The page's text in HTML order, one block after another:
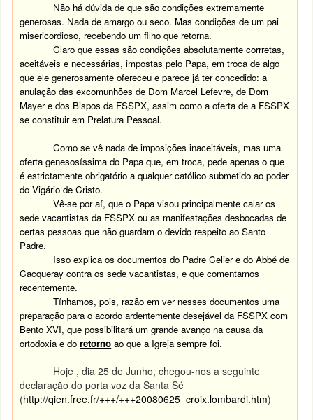
Não há dúvida de que são condições extremamente
generosas. Nada de amargo ou seco. Mas condições de um pai
misericordioso, recebendo um filho que retorna.
Claro que essas são condições absolutamente corrretas,
aceitáveis e necessárias, impostas pelo Papa, em troca de algo
que ele generosamente ofereceu e parece já ter concedido: a
anulação das excomunhões de Dom Marcel Lefevre, de Dom
Mayer e dos Bispos da FSSPX, assim como a oferta de a FSSPX
se constituir em Prelatura Pessoal.
Como se vê nada de imposições inaceitáveis, mas uma
oferta genesosíssima do Papa que, em troca, pede apenas o que
é estrictamente obrigatório a qualquer católico submetido ao poder
do Vigário de Cristo.
Vê-se por aí, que o Papa visou principalmente calar os
sede vacantistas da FSSPX ou as manifestações desbocadas de
certas pessoas que não guardam o devido respeito ao Santo
Padre.
Isso explica os documentos do Padre Celier e do Abbé de
Cacqueray contra os sede vacantistas, e que comentamos
recentemente.
Tínhamos, pois, razão em ver nesses documentos uma
preparação para o acordo ardentemente desejável da FSSPX com
Bento XVI, que possibilitará um grande avanço na causa da
ortodoxia e doretorno ao que a Igreja sempre foi.
Hoje , dia 25 de Junho, chegou-nos a seguinte
declaração do porta voz da Santa Sé
(http://qien.free.fr/+++/+++20080625_croix.lombardi.htm)